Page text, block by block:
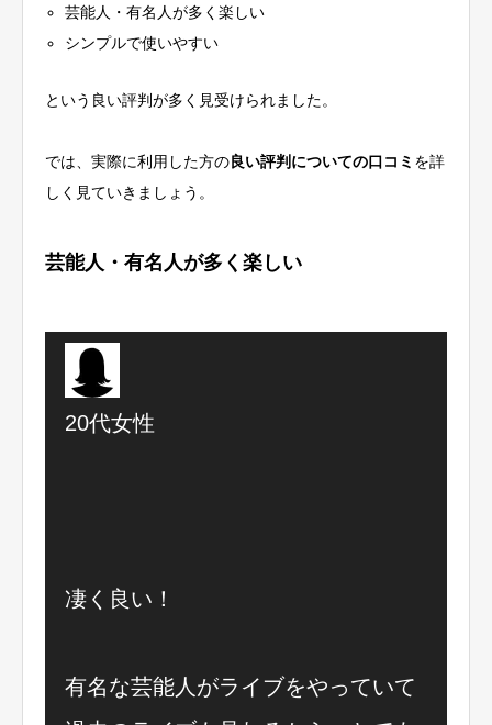
芸能人・有名人が多く楽しい
シンプルで使いやすい
という良い評判が多く見受けられました。
では、実際に利用した方の良い評判についての口コミ を詳
しく見ていきましょう。
芸能人・有名人が多く楽しい
20代女性
凄く良い！
有名な芸能人がライブをやっていて